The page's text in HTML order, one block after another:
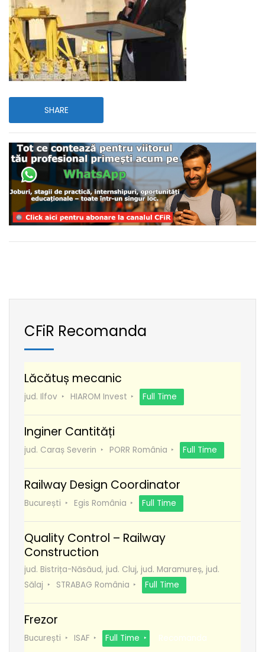
SHARE
CFiR Recomanda
Lăcătuș mecanic
jud. Ilfov HIAROM Invest Full Time
Inginer Cantități
jud. Caraș Severin PORR România Full Time
Railway Design Coordinator
București Egis România Full Time
Quality Control – Railway
Construction
jud. Bistrița-Năsăud, jud. Cluj, jud. Maramureș, jud.
Sălaj
STRABAG România Full Time
Frezor
București ISAF Full Time Recomanda